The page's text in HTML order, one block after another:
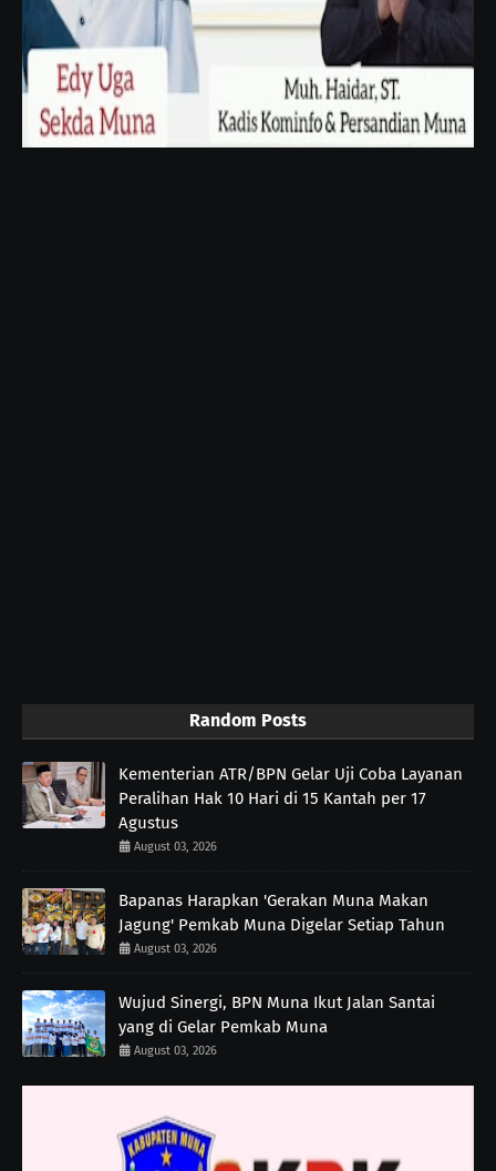
Random Posts
Kementerian ATR/BPN Gelar Uji Coba Layanan
Peralihan Hak 10 Hari di 15 Kantah per 17
Agustus
August 03, 2026
Bapanas Harapkan 'Gerakan Muna Makan
Jagung' Pemkab Muna Digelar Setiap Tahun
August 03, 2026
Wujud Sinergi, BPN Muna Ikut Jalan Santai
yang di Gelar Pemkab Muna
August 03, 2026